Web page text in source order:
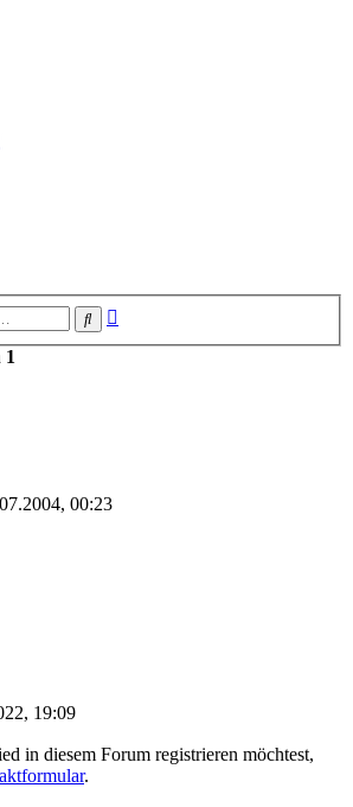
Suche
1
00:23
19:09
in diesem Forum registrieren möchtest,
.